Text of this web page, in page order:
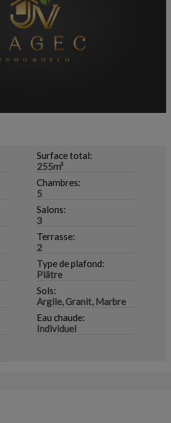
Surface total:
255m²
Chambres:
5
Salons:
3
Terrasse:
2
Type de plafond:
Plâtre
Sols:
Argile, Granit, Marbre
Eau chaude:
Individuel